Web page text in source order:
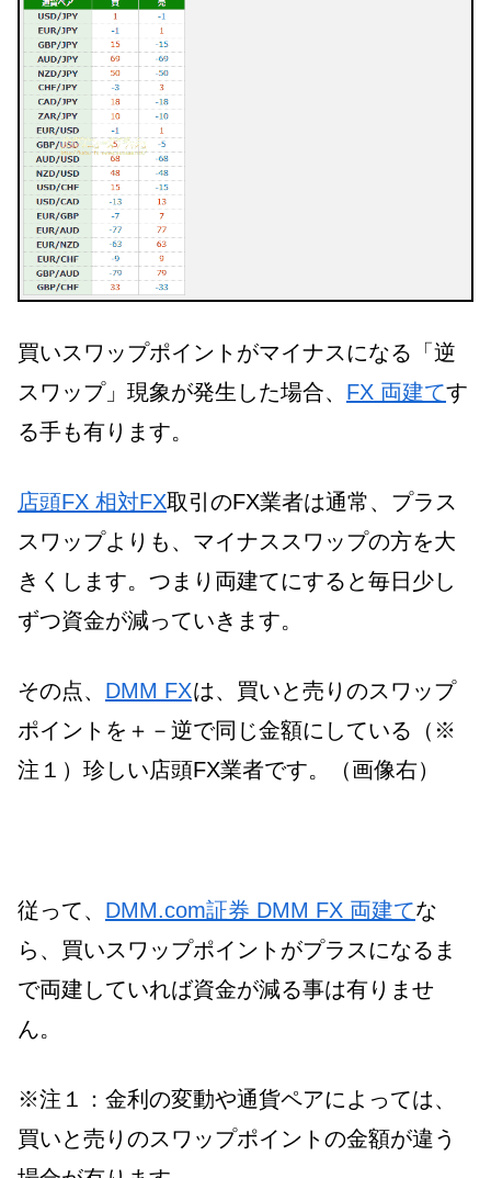
買いスワップポイントがマイナスになる「逆
スワップ」現象が発生した場合、 FX 両建てす
る手も有ります。
店頭FX 相対FX取引のFX業者は通常、プラス
スワップよりも、マイナススワップの方を大
きくします。つまり両建てにすると毎日少し
ずつ資金が減っていきます。
その点、 DMM FXは、買いと売りのスワップ
ポイントを＋－逆で同じ金額にしている（※
注１）珍しい店頭FX業者です。（画像右）
従って、 DMM.com証券 DMM FX 両建てな
ら、買いスワップポイントがプラスになるま
で両建していれば資金が減る事は有りませ
ん。
※注１：金利の変動や通貨ペアによっては、
買いと売りのスワップポイントの金額が違う